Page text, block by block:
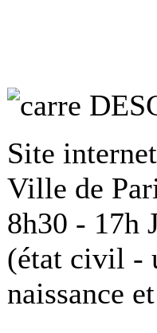
Site
Ville de
8h30 - 17h
(état civil -
naissance